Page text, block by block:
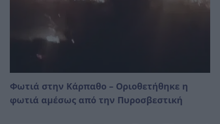
Φωτιά στην Κάρπαθο – Οριοθετήθηκε η
φωτιά αμέσως από την Πυροσβεστική